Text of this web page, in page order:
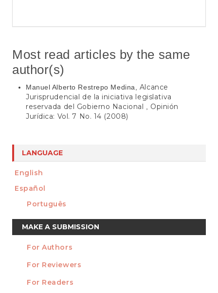
Most read articles by the same
author(s)
Manuel Alberto Restrepo Medina, Alcance
Jurisprudencial de la iniciativa legislativa
reservada del Gobierno Nacional
Opinión
Jurídica: Vol. 7 No. 14 (2008)
LANGUAGE
English
Español
Português
Make
a
Submission
MAKE A SUBMISSION
INFORMATION
For Authors
For Reviewers
For Readers